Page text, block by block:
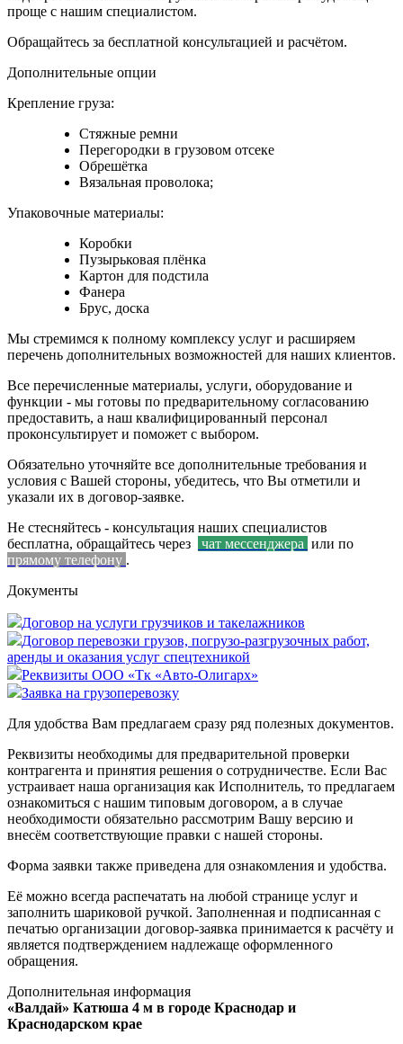
проще с нашим специалистом.
Обращайтесь за бесплатной консультацией и расчётом.
Дополнительные опции
Крепление груза:
Стяжные ремни
Перегородки в грузовом отсеке
Обрешётка
Вязальная проволока;
Упаковочные материалы:
Коробки
Пузырьковая плёнка
Картон для подстила
Фанера
Брус, доска
Мы стремимся к полному комплексу услуг и расширяем
перечень дополнительных возможностей для наших клиентов.
Все перечисленные материалы, услуги, оборудование и
функции - мы готовы по предварительному согласованию
предоставить, а наш квалифицированный персонал
проконсультирует и поможет с выбором.
Обязательно уточняйте все дополнительные требования и
условия с Вашей стороны, убедитесь, что Вы отметили и
указали их в договор-заявке.
Не стесняйтесь - консультация наших специалистов
бесплатна, обращайтесь через
чат мессенджера или по
прямому телефону .
Документы
Договор на услуги грузчиков и такелажников
Договор перевозки грузов, погрузо-разгрузочных работ,
аренды и оказания услуг спецтехникой
Реквизиты ООО «Тк «Авто-Олигарх»
Заявка на грузоперевозку
Для удобства Вам предлагаем сразу ряд полезных документов.
Реквизиты необходимы для предварительной проверки
контрагента и принятия решения о сотрудничестве. Если Вас
устраивает наша организация как Исполнитель, то предлагаем
ознакомиться с нашим типовым договором, а в случае
необходимости обязательно рассмотрим Вашу версию и
внесём соответствующие правки с нашей стороны.
Форма заявки также приведена для ознакомления и удобства.
Её можно всегда распечатать на любой странице услуг и
заполнить шариковой ручкой. Заполненная и подписанная с
печатью организации договор-заявка принимается к расчёту и
является подтверждением надлежаще оформленного
обращения.
Дополнительная информация
«Валдай» Катюша 4 м в городе Краснодар и
Краснодарском крае